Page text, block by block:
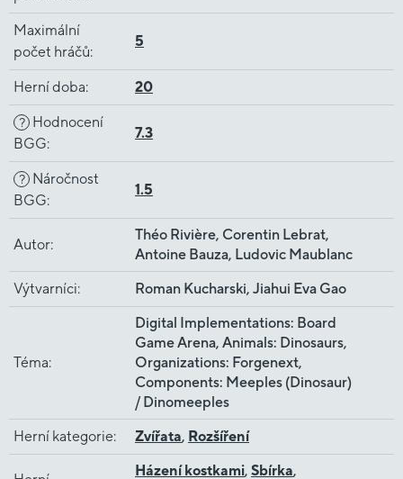
Maximální
počet hráčů:
5
Herní doba: 20
?
Hodnocení
BGG:
7.3
?
Náročnost
BGG:
1.5
Autor:
Théo Rivière, Corentin Lebrat,
Antoine Bauza, Ludovic Maublanc
Výtvarníci: Roman Kucharski, Jiahui Eva Gao
Téma:
Digital Implementations: Board
Game Arena, Animals: Dinosaurs,
Organizations: Forgenext,
Components: Meeples (Dinosaur)
/ Dinomeeples
Herní kategorie: Zvířata, Rozšíření
Házení kostkami, Sbírka,